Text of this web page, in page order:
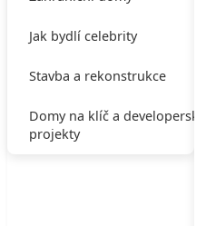
Jak bydlí celebrity
Stavba a rekonstrukce
Domy na klíč a developerské
projekty